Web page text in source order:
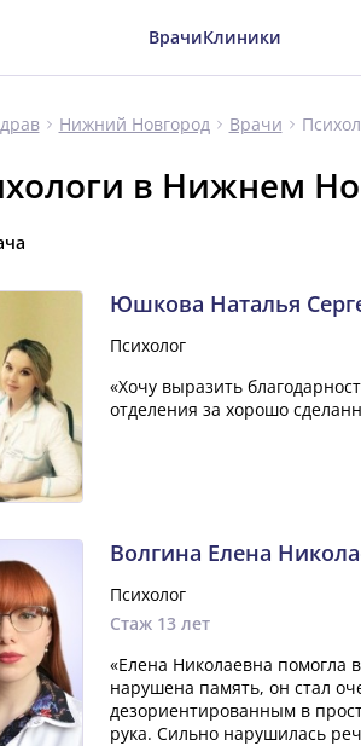
ВрачиКлиники
Нижний Новгород Врачи
в Нижнем
Юшкова Наталья
Психолог
«Хочу выразить
отделения за хорошо
Волгина Елена
Психолог
Стаж 13 лет
«Елена Николаевна помогла
нарушена память, он стал
дезориентированным в
рука. Сильно нарушилась